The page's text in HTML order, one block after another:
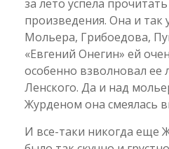
за лето успела
произведения. Она и так
Мольера, Грибоедова,
«Евгений Онегин» ей
особенно взволновал ее
Ленского. Да и над
Журденом она смеялась
И все-таки никогда еще